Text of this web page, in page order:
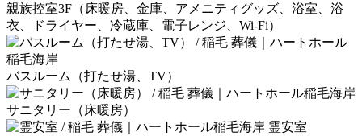
親族控室3F（床暖房、金庫、アメニティグッズ、浴室、浴
衣、ドライヤー、冷蔵庫、電子レンジ、Wi-Fi）
バスルーム（打たせ湯、TV）
サニタリー（床暖房）
霊安室